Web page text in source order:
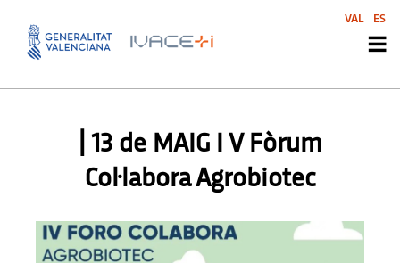
AGENDA,AGENDA ,AGENDA,
| 13 de MAIG I V Fòrum
Col·labora Agrobiotec
VAL ES